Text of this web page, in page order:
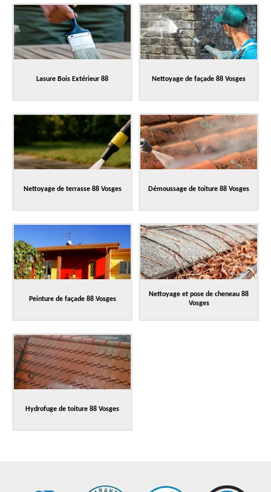
Lasure Bois Extérieur 88 Nettoyage de façade 88 Vosges
Nettoyage de terrasse 88 Vosges Démoussage de toiture 88 Vosges
Peinture de façade 88 Vosges
Nettoyage et pose de cheneau 88
Vosges
Hydrofuge de toiture 88 Vosges